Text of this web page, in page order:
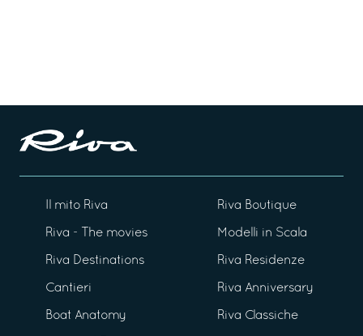
Il mito Riva
Riva - The movies
Riva Destinations
Cantieri
Boat Anatomy
Riva Boutique
Modelli in Scala
Riva Residenze
Riva Anniversary
Riva Classiche